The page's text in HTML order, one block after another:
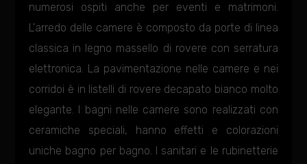
numerosi ospiti anche per eventi e matrimoni.
L'arredo delle camere è composto da porte di linea
classica in legno massello di rovere con serratura
elettronica. La pavimentazione nelle camere e nei
corridoi è in listelli di rovere decapato bianco molto
elegante. I bagni nelle camere sono realizzati con
ceramiche speciali, hanno effetti e colorazioni
uniche bagno per bagno. I sanitari e le rubinetterie